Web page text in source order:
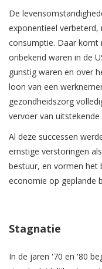
De
exponentieel
consumptie. Daar komt
onbekend waren in de
gunstig waren en over
loon van een
gezondheidszorg
vervoer van
Al deze successen
ernstige verstoringen
bestuur, en vormen het
economie op geplande
Stagnatie
In de jaren '70 en '80